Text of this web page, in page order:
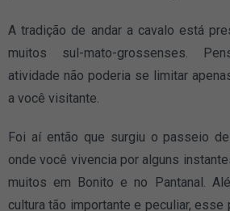
A tradição de andar a cavalo está
muitos sul-mato-grossenses.
atividade não poderia se limitar
a você visitante.
Foi aí então que surgiu o passeio
onde você vivencia por alguns
muitos em Bonito e no Pantanal.
cultura tão importante e peculiar,